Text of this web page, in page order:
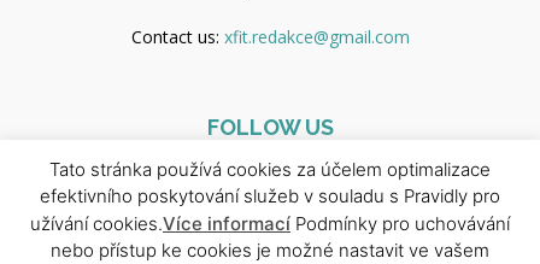
Contact us: xfit.redakce@gmail.com
FOLLOW US
Tato stránka používá cookies za účelem optimalizace
efektivního poskytování služeb v souladu s Pravidly pro
užívání cookies.Více informací Podmínky pro uchovávání
nebo přístup ke cookies je možné nastavit ve vašem